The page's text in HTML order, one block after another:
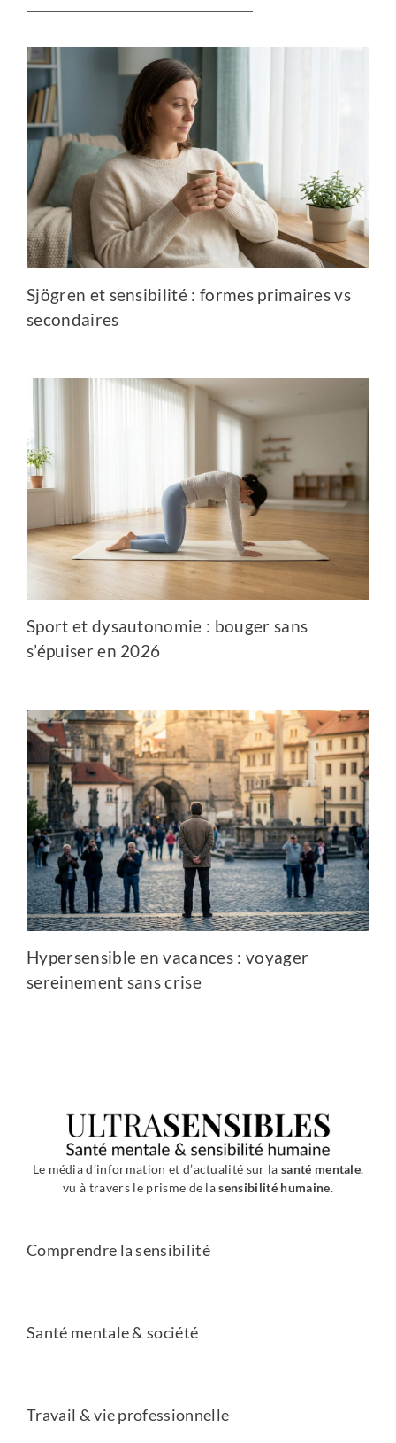
Sjögren et sensibilité : formes primaires vs
secondaires
Sport et dysautonomie : bouger sans
s’épuiser en 2026
Hypersensible en vacances : voyager
sereinement sans crise
Le média d’information et d’actualité sur la santé mentale,
vu à travers le prisme de lasensibilité humaine.
Comprendre la sensibilité
Santé mentale & société
Travail & vie professionnelle